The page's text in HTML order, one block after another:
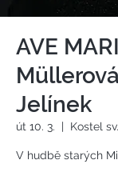
AVE
Jelínek
út 10. 3.
  |
Kostel